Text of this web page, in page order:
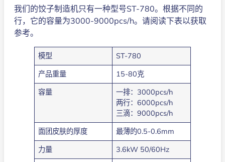
我们的饺子制造机只有一种型号ST-780。根据不同的
行，它的容量为3000-9000pcs/h。请阅读下表以获取
参考。
模型
ST-780
产品重量
15-80克
容量
一排：3000pcs/h
两行：6000pcs/h
三滴：9000pcs/h
面团皮肤的厚度
最薄的0.5-0.6mm
力量
3.6kW 50/60Hz